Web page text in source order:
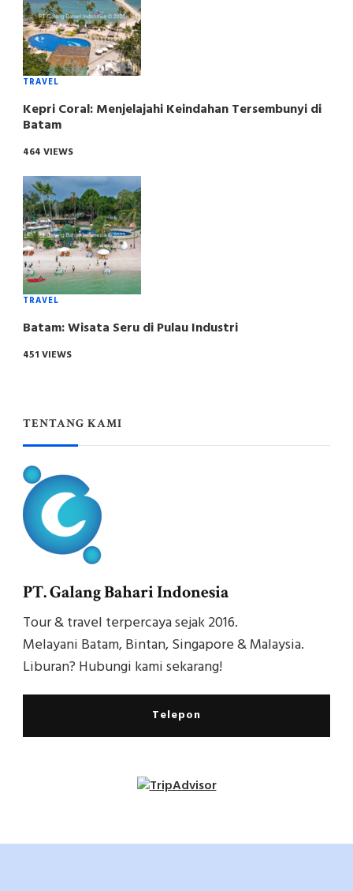
TRAVEL
Kepri Coral: Menjelajahi Keindahan Tersembunyi di
Batam
464 VIEWS
TRAVEL
Batam: Wisata Seru di Pulau Industri
451 VIEWS
TENTANG KAMI
PT. Galang Bahari Indonesia
Tour & travel terpercaya sejak 2016.
Melayani Batam, Bintan, Singapore & Malaysia.
Liburan? Hubungi kami sekarang!
Telepon